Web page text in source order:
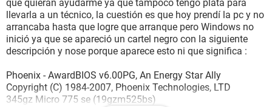
que quieran ayudarme ya que tampoco tengo plata para
llevarla a un técnico, la cuestión es que hoy prendí la pc y no
arrancaba hasta que logre que arranque pero Windows no
inició ya que se apareció un cartel negro con la siguiente
descripción y nose porque aparece esto ni que significa :
Phoenix - AwardBIOS v6.00PG, An Energy Star Ally
Copyright (C) 1984-2007, Phoenix Technologies, LTD
345gz Micro 775 se (19gzm525bs)